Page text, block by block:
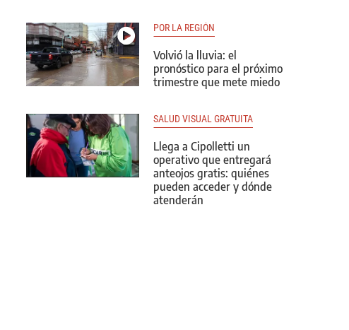
POR LA REGIÓN
Volvió la lluvia: el
pronóstico para el próximo
trimestre que mete miedo
SALUD VISUAL GRATUITA
Llega a Cipolletti un
operativo que entregará
anteojos gratis: quiénes
pueden acceder y dónde
atenderán